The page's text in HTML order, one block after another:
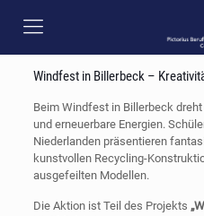
Windfest in Billerbeck –
Beim Windfest in Billerbeck
und erneuerbare Energien.
Niederlanden präsentieren
kunstvollen Recycling-
ausgefeilten Modellen.
Die Aktion ist Teil des Projekts